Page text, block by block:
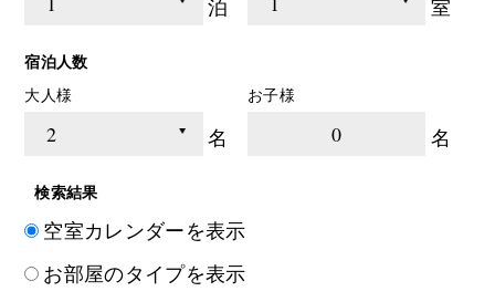
泊 室
宿泊人数
大人様
名
お子様
0 名
検索結果
空室カレンダーを表示
お部屋のタイプを表示